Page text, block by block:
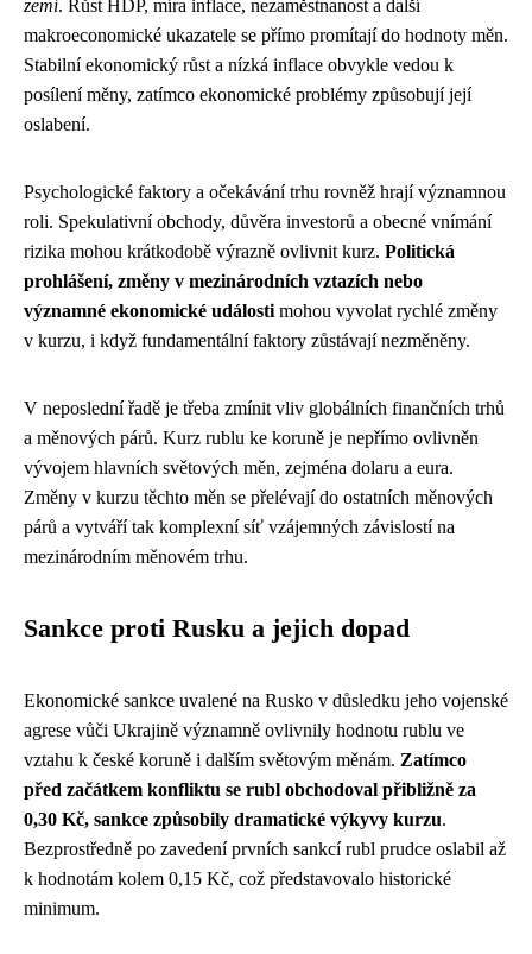
zemí. Růst HDP, míra inflace, nezaměstnanost a další
makroeconomické ukazatele se přímo promítají do hodnoty měn.
Stabilní ekonomický růst a nízká inflace obvykle vedou k
posílení měny, zatímco ekonomické problémy způsobují její
oslabení.
Psychologické faktory a očekávání trhu rovněž hrají významnou
roli. Spekulativní obchody, důvěra investorů a obecné vnímání
rizika mohou krátkodobě výrazně ovlivnit kurz. Politická
prohlášení, změny v mezinárodních vztazích nebo
významné ekonomické události mohou vyvolat rychlé změny
v kurzu, i když fundamentální faktory zůstávají nezměněny.
V neposlední řadě je třeba zmínit vliv globálních finančních trhů
a měnových párů. Kurz rublu ke koruně je nepřímo ovlivněn
vývojem hlavních světových měn, zejména dolaru a eura.
Změny v kurzu těchto měn se přelévají do ostatních měnových
párů a vytváří tak komplexní síť vzájemných závislostí na
mezinárodním měnovém trhu.
Sankce proti Rusku a jejich dopad
Ekonomické sankce uvalené na Rusko v důsledku jeho vojenské
agrese vůči Ukrajině významně ovlivnily hodnotu rublu ve
vztahu k české koruně i dalším světovým měnám. Zatímco
před začátkem konfliktu se rubl obchodoval přibližně za
0,30 Kč, sankce způsobily dramatické výkyvy kurzu.
Bezprostředně po zavedení prvních sankcí rubl prudce oslabil až
k hodnotám kolem 0,15 Kč, což představovalo historické
minimum.